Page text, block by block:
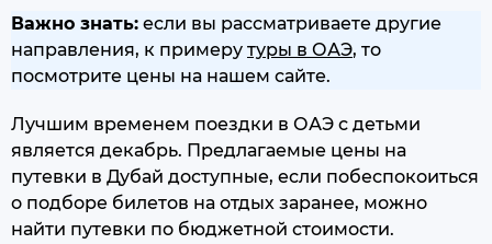
Важно знать: если вы рассматриваете другие
направления, к примеру туры в ОАЭ, то
посмотрите цены на нашем сайте.
Лучшим временем поездки в ОАЭ с детьми
является декабрь. Предлагаемые цены на
путевки в Дубай доступные, если побеспокоиться
о подборе билетов на отдых заранее, можно
найти путевки по бюджетной стоимости.